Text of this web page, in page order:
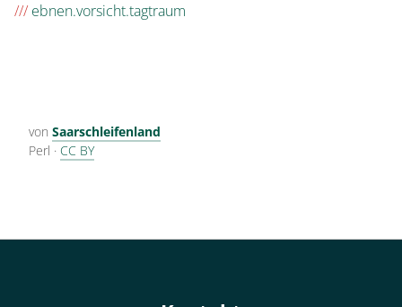
/// ebnen.vorsicht.tagtraum
von Saarschleifenland
Perl · CC BY